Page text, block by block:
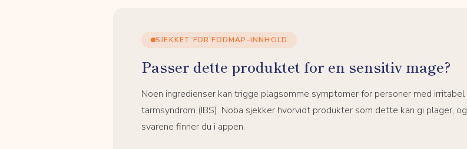
SJEKKET FOR FODMAP-INNHOLD
Passer dette produktet for en sensitiv mage?
Noen ingredienser kan trigge plagsomme symptomer for personer med irritabel
tarmsyndrom (IBS). Noba sjekker hvorvidt produkter som dette kan gi plager, og
svarene finner du i appen.